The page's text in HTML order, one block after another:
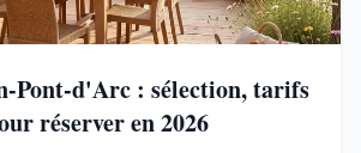
Pont-d'Arc : sélection, tarifs
réserver en 2026